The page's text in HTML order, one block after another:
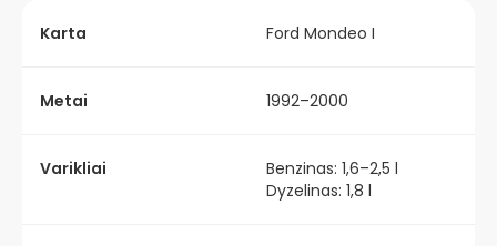
Karta Ford Mondeo I
Metai 1992–2000
Varikliai
Benzinas: 1,6–2,5 l
Dyzelinas: 1,8 l